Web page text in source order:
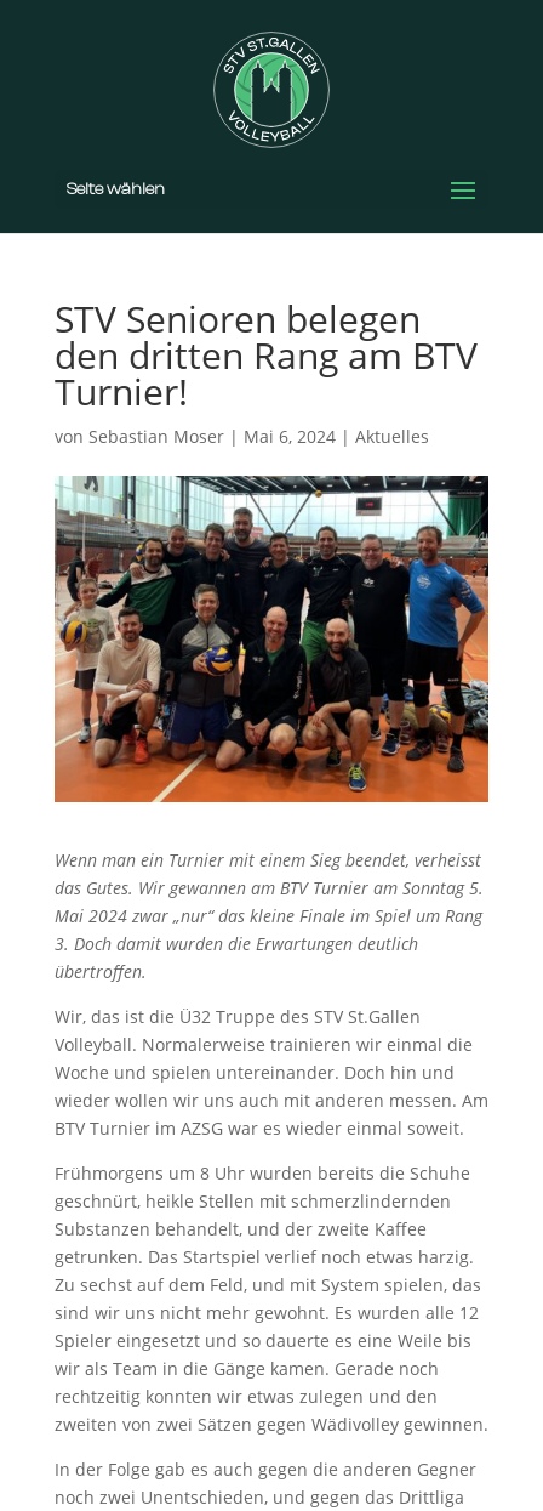
Seite wählen
STV Senioren belegen
den dritten Rang am BTV
Turnier!
von Sebastian Moser| Mai 6, 2024| Aktuelles
Wenn man ein Turnier mit einem Sieg beendet, verheisst
das Gutes. Wir gewannen am BTV Turnier am Sonntag 5.
Mai 2024 zwar „nur“ das kleine Finale im Spiel um Rang
3. Doch damit wurden die Erwartungen deutlich
übertroffen.
Wir, das ist die Ü32 Truppe des STV St.Gallen
Volleyball. Normalerweise trainieren wir einmal die
Woche und spielen untereinander. Doch hin und
wieder wollen wir uns auch mit anderen messen. Am
BTV Turnier im AZSG war es wieder einmal soweit.
Frühmorgens um 8 Uhr wurden bereits die Schuhe
geschnürt, heikle Stellen mit schmerzlindernden
Substanzen behandelt, und der zweite Kaffee
getrunken. Das Startspiel verlief noch etwas harzig.
Zu sechst auf dem Feld, und mit System spielen, das
sind wir uns nicht mehr gewohnt. Es wurden alle 12
Spieler eingesetzt und so dauerte es eine Weile bis
wir als Team in die Gänge kamen. Gerade noch
rechtzeitig konnten wir etwas zulegen und den
zweiten von zwei Sätzen gegen Wädivolley gewinnen.
In der Folge gab es auch gegen die anderen Gegner
noch zwei Unentschieden, und gegen das Drittliga